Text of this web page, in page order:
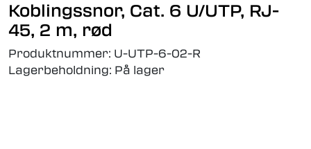
Koblingssnor, Cat. 6 U/UTP, RJ-
45, 2 m, rød
Produktnummer: U-UTP-6-02-R
Lagerbeholdning: På lager